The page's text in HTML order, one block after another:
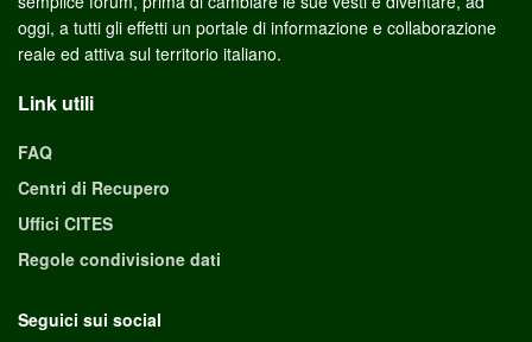
oggi, a tutti gli effetti un portale di informazione e collaborazione
reale ed attiva sul territorio italiano.
Link utili
FAQ
Centri di Recupero
Uffici CITES
Regole condivisione dati
Seguici sui social